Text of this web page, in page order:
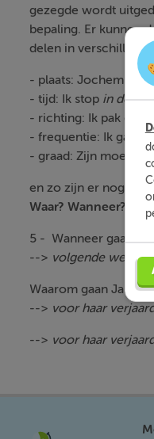
gezegde wordt
bepaling. Er kunnen
delen in
- plaats: Jochem
- tijd: Ik stop in de
- richting: Ik pak de
- frequentie: Ik ga
- graad: Zijn moeder
en zo zijn er nog
Waar? Wanneer?
5 - Wanneer gaan
--> volgende week=
Waarom gaan Jan-
--> voor haar
--> voor haar